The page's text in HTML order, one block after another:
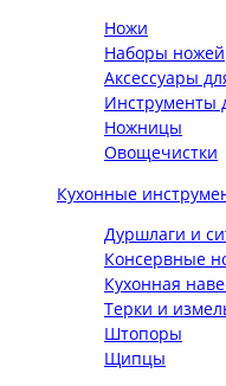
Ножи
Наборы ножей
Аксессуары
Инструменты
Ножницы
Овощечистки
Кухонные
Дуршлаги и
Консервные
Кухонная
Терки и
Штопоры
Щипцы